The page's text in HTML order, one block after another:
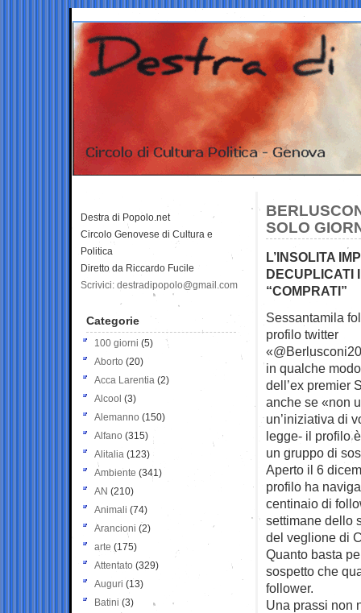
SOLO
L’INSOLITA
DECUPLICATI
“COMPRATI”
Sessantamila
profilo twitter
in qualche
dell’ex premier
anche se «non
un’iniziativa di
legge- il profilo
un gruppo di
Aperto il 6
profilo ha
centinaio di
settimane dello
del veglione di
Quanto basta
sospetto che
follower.
Una prassi non
Destra di Popolo.net
Circolo Genovese di Cultura e
Politica
Diretto da Riccardo Fucile
Scrivici: destradipopolo@gmail.com
Categorie
100 giorni (5)
Aborto (20)
Acca Larentia (2)
Alcool (3)
Alemanno (150)
Alfano (315)
Alitalia (123)
Ambiente (341)
AN (210)
Animali (74)
Arancioni (2)
arte (175)
Attentato (329)
Auguri (13)
Batini (3)